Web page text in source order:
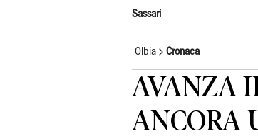
Sassari
Olbia Cronaca
AVANZA
ANCORA